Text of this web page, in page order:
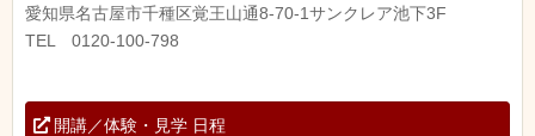
愛知県名古屋市千種区覚王山通8-70-1サンクレア池下3F
TEL 0120-100-798
開講／体験・見学 日程